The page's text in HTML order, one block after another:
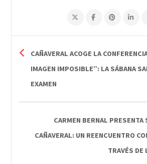
CAÑAVERAL ACOGE LA
IMAGEN IMPOSIBLE”: LA SÁBANA
EXAMEN
CARMEN BERNAL PRESENTA
CAÑAVERAL: UN REENCUENTRO
TRAVÉS DE